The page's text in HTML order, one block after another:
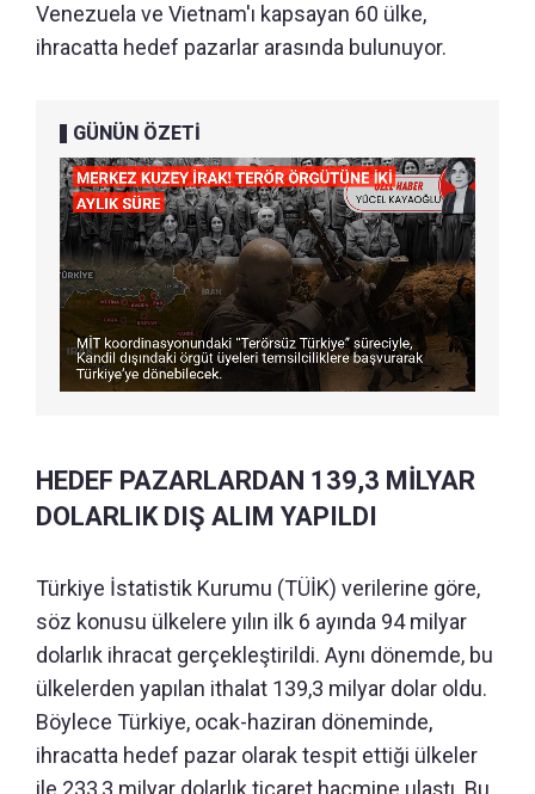
Venezuela ve Vietnam'ı kapsayan 60 ülke,
ihracatta hedef pazarlar arasında bulunuyor.
GÜNÜN ÖZETİ
HEDEF PAZARLARDAN 139,3 MİLYAR
DOLARLIK DIŞ ALIM YAPILDI
Türkiye İstatistik Kurumu (TÜİK) verilerine göre,
söz konusu ülkelere yılın ilk 6 ayında 94 milyar
dolarlık ihracat gerçekleştirildi. Aynı dönemde, bu
ülkelerden yapılan ithalat 139,3 milyar dolar oldu.
Böylece Türkiye, ocak-haziran döneminde,
ihracatta hedef pazar olarak tespit ettiği ülkeler
ile 233,3 milyar dolarlık ticaret hacmine ulaştı. Bu